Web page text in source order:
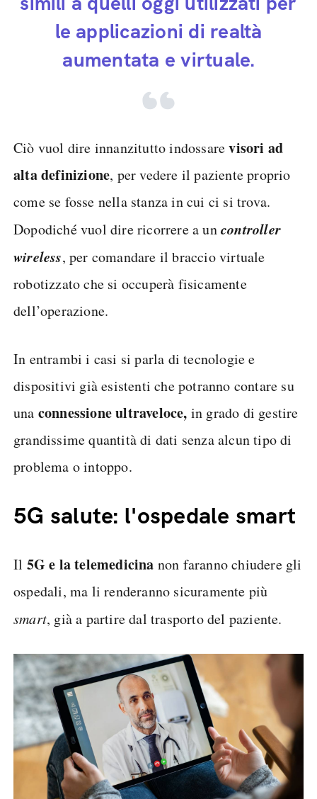
le applicazioni di realtà
aumentata e virtuale.
Ciò vuol dire innanzitutto indossarevisori ad
alta definizione, per vedere il paziente proprio
come se fosse nella stanza in cui ci si trova.
Dopodiché vuol dire ricorrere a uncontroller
wireless, per comandare il braccio virtuale
robotizzato che si occuperà fisicamente
dell’operazione.
In entrambi i casi si parla di tecnologie e
dispositivi già esistenti che potranno contare su
una connessione ultraveloce, in grado di gestire
grandissime quantità di dati senza alcun tipo di
problema o intoppo.
5G salute: l'ospedale smart
Il 5G e la telemedicina non faranno chiudere gli
ospedali, ma li renderanno sicuramente più
smart, già a partire dal trasporto del paziente.